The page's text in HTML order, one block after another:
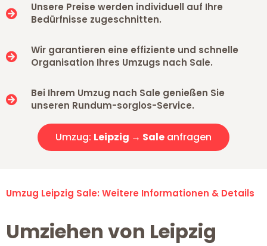
Unsere Preise werden individuell auf Ihre
Bedürfnisse zugeschnitten.
Wir garantieren eine effiziente und schnelle
Organisation Ihres Umzugs nach Sale.
Bei Ihrem Umzug nach Sale genießen Sie
unseren Rundum-sorglos-Service.
Umzug: Leipzig → Sale anfragen
Umzug Leipzig Sale: Weitere Informationen & Details
Umziehen von Leipzig